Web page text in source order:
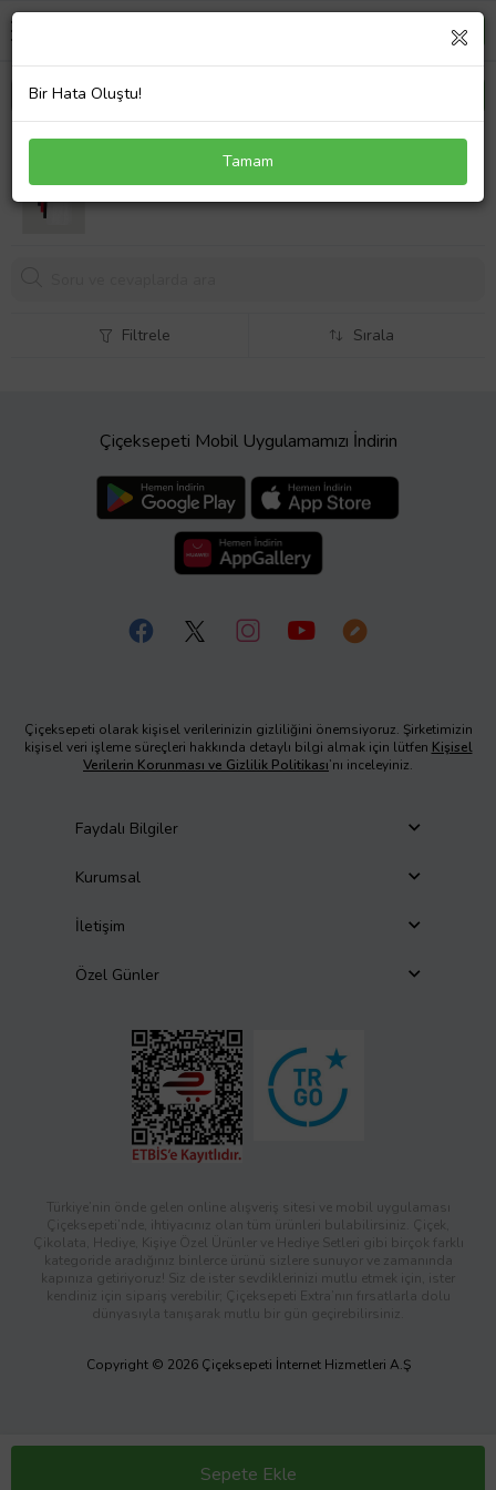
Erkek Çok Renkli T- Shirt Regular Fit Rahat Kesim
Bisiklet Yaka 5'li Basic Tişört Paketi (Haki)
Sepete Ekle
Filtrele Sırala
Çiçeksepeti Mobil Uygulamamızı İndirin
Çiçeksepeti olarak kişisel verilerinizin gizliliğini önemsiyoruz. Şirketimizin
kişisel veri işleme süreçleri hakkında detaylı bilgi almak için lütfen Kişisel
Verilerin Korunması ve Gizlilik Politikası’nı inceleyiniz.
Faydalı Bilgiler
Kurumsal
İletişim
Özel Günler
Türkiye’nin önde gelen online alışveriş sitesi ve mobil uygulaması
Çiçeksepeti’nde, ihtiyacınız olan tüm ürünleri bulabilirsiniz. Çiçek,
Çikolata, Hediye, Kişiye Özel Ürünler ve Hediye Setleri gibi birçok farklı
kategoride aradığınız binlerce ürünü sizlere sunuyor ve zamanında
kapınıza getiriyoruz! Siz de ister sevdiklerinizi mutlu etmek için, ister
kendiniz için sipariş verebilir; Çiçeksepeti Extra’nın fırsatlarla dolu
dünyasıyla tanışarak mutlu bir gün geçirebilirsiniz.
Copyright © 2026 Çiçeksepeti İnternet Hizmetleri A.Ş
Bir Hata Oluştu!
Tamam